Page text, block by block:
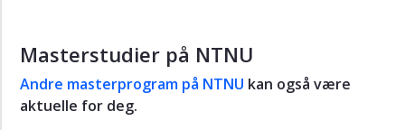
Masterstudier på NTNU
Andre masterprogram på NTNU kan også være
aktuelle for deg.